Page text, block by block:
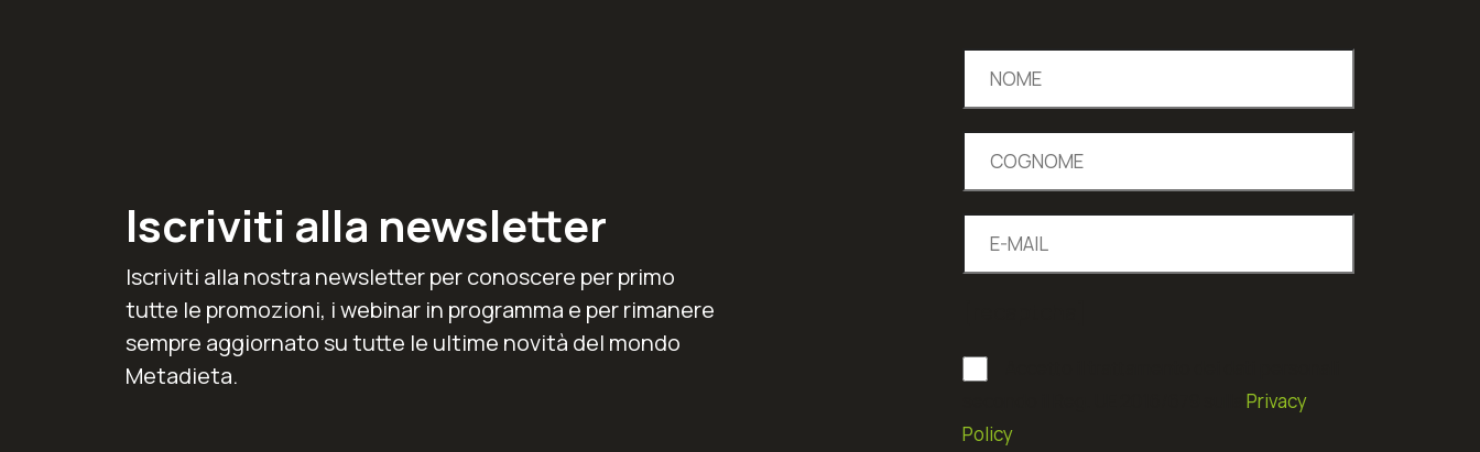
Iscriviti alla newsletter
Iscriviti alla nostra newsletter per conoscere per primo
tutte le promozioni, i webinar in programma e per rimanere
sempre aggiornato su tutte le ultime novità del mondo
Metadieta.
Privacy
Policy